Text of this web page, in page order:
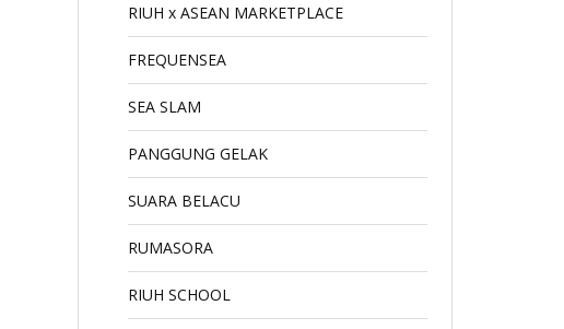
RIUH x ASEAN MARKETPLACE
FREQUENSEA
SEA SLAM
PANGGUNG GELAK
SUARA BELACU
RUMASORA
RIUH SCHOOL